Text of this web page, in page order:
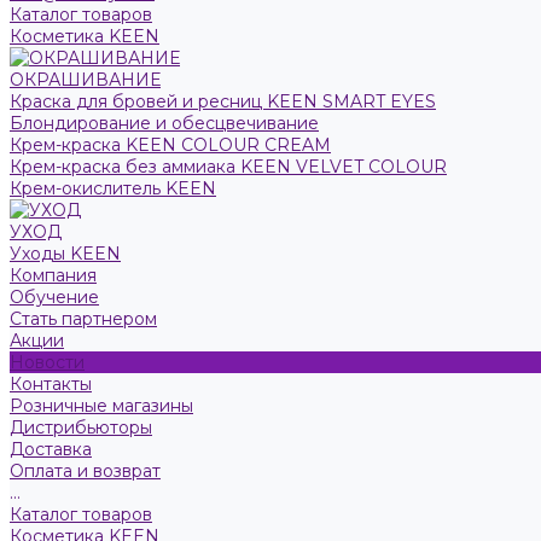
Каталог товаров
Косметика KEEN
ОКРАШИВАНИЕ
Краска для бровей и ресниц KEEN SMART EYES
Блондирование и обесцвечивание
Крем-краска KEEN COLOUR CREAM
Крем-краска без аммиака KEEN VELVET COLOUR
Крем-окислитель KEEN
УХОД
Уходы KEEN
Компания
Обучение
Стать партнером
Акции
Новости
Контакты
Розничные магазины
Дистрибьюторы
Доставка
Оплата и возврат
...
Каталог товаров
Косметика KEEN